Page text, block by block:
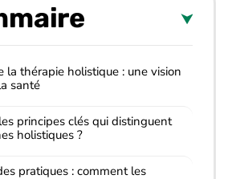
la thérapie holistique : une vision
santé
principes clés qui distinguent
holistiques ?
pratiques : comment les